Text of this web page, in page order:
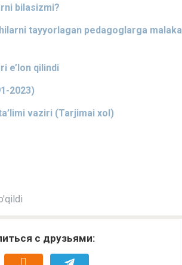
bilasizmi?
tayyorlagan pedagoglarga malaka
e’lon qilindi
2023)
vaziri (Tarjimai xol)
с друзьями: